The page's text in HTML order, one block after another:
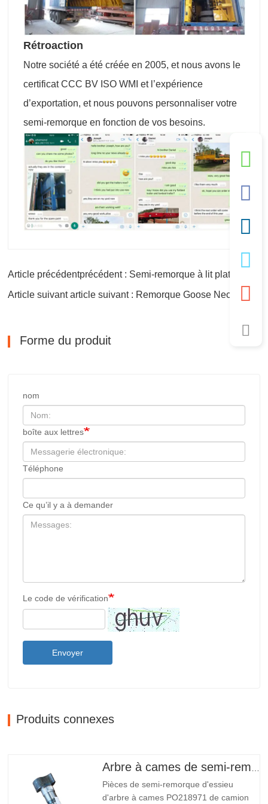
Rétroaction
Notre société a été créée en 2005, et nous avons le
certificat CCC BV ISO WMI et l’expérience
d’exportation, et nous pouvons personnaliser votre
semi-remorque en fonction de vos besoins.
Article précédentprécédent : Semi-remorque à lit plat
Article suivant article suivant : Remorque Goose Neck
Forme du produit
nom
boîte aux lettres
Téléphone
Ce qu’il y a à demander
Le code de vérification
Envoyer
Produits connexes
Pièces de semi-remorque d'essieu
d'arbre à cames PO218971 de camion